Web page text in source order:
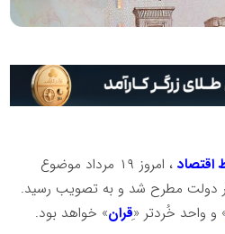
اقتصاد، امروز ۱۹ مرداد موضوع
دولت مطرح شد و به تصویب رسید.
و واحد خُردتر «ِقران» خواهد بود.